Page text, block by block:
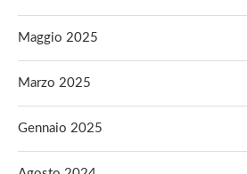
Maggio 2025
Marzo 2025
Gennaio 2025